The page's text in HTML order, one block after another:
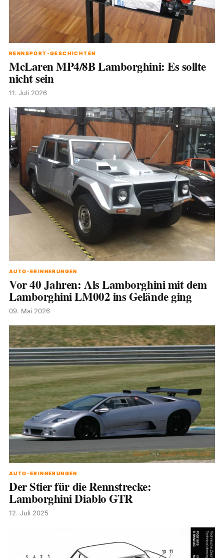
RENNSPORT-GESCHICHTEN
McLaren MP4/8B Lamborghini: Es sollte
nicht sein
11. Juli 2026
AUTO-ERINNERUNGEN
Vor 40 Jahren: Als Lamborghini mit dem
Lamborghini LM002 ins Gelände ging
09. Mai 2026
AUTO-ERINNERUNGEN
Der Stier für die Rennstrecke:
Lamborghini Diablo GTR
12. Juli 2025